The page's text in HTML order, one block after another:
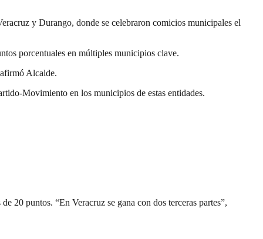
y Durango, donde se celebraron comicios municipales el
porcentuales en múltiples municipios clave.
Alcalde.
Movimiento en los municipios de estas entidades.
20 puntos. “En Veracruz se gana con dos terceras partes”,